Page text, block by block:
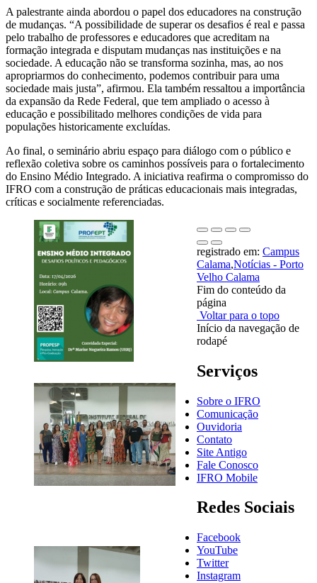
A palestrante ainda abordou o papel dos educadores na construção
de mudanças. “A possibilidade de superar os desafios é real e passa
pelo trabalho de professores e educadores que acreditam na
formação integrada e disputam mudanças nas instituições e na
sociedade. A educação não se transforma sozinha, mas, ao nos
apropriarmos do conhecimento, podemos contribuir para uma
sociedade mais justa”, afirmou. Ela também ressaltou a importância
da expansão da Rede Federal, que tem ampliado o acesso à
educação e possibilitado melhores condições de vida para
populações historicamente excluídas.
Ao final, o seminário abriu espaço para diálogo com o público e
reflexão coletiva sobre os caminhos possíveis para o fortalecimento
do Ensino Médio Integrado. A iniciativa reafirma o compromisso do
IFRO com a construção de práticas educacionais mais integradas,
críticas e socialmente referenciadas.
registrado em: Campus
Calama,Notícias - Porto
Velho Calama
Fim do conteúdo da
página
Voltar para o topo
Início da navegação de
rodapé
Serviços
Sobre o IFRO
Comunicação
Ouvidoria
Contato
Site Antigo
Fale Conosco
IFRO Mobile
Redes Sociais
Facebook
YouTube
Twitter
Instagram